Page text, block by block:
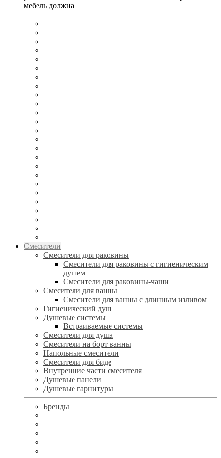
мебель должна
Смесители
Смесители для раковины
Смесители для раковины с гигиеническим
душем
Смесители для раковины-чаши
Смесители для ванны
Смесители для ванны с длинным изливом
Гигиенический душ
Душевые системы
Встраиваемые системы
Смесители для душа
Смесители на борт ванны
Напольные смесители
Смесители для биде
Внутренние части смесителя
Душевые панели
Душевые гарнитуры
Бренды